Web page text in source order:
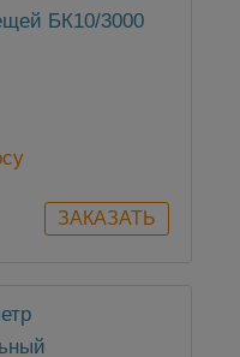
БК10/3000